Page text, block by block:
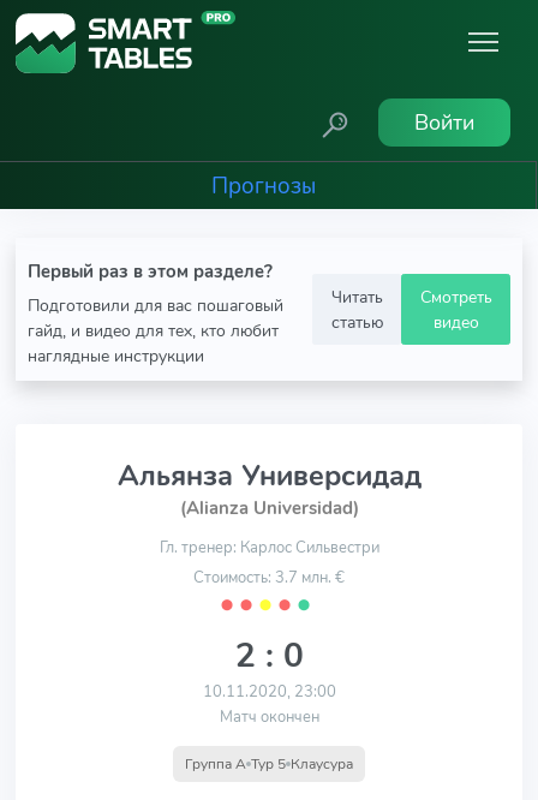
Войти
Прогнозы
Первый раз в этом разделе?
Подготовили для вас пошаговый
гайд, и видео для тех, кто любит
наглядные инструкции
Читать
статью
Смотреть
видео
Альянза Универсидад
(Alianza Universidad)
Гл. тренер: Карлос Сильвестри
Стоимость: 3.7 млн. €
⬤ ⬤ ⬤ ⬤ ⬤
2 : 0
10.11.2020, 23:00
Матч окончен
Группа A Тур 5 Клаусура